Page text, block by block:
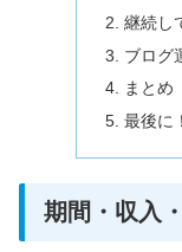
継続し
ブログ
まとめ
最後に！
期間・収入